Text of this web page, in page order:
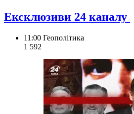
Ексклюзиви 24 каналу
11:00 Геополітика
1 592